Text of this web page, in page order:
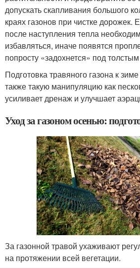
допускать скапливания большого
краях газонов при чистке дорожек.
после наступления тепла
избавляться, иначе появятся
попросту «задохнется» под
Подготовка травяного газона к
также такую манипуляцию как
усиливает дренаж и улучшает
Уход за газоном осенью:
За газонной травой ухаживают
на протяжении всей вегетации.